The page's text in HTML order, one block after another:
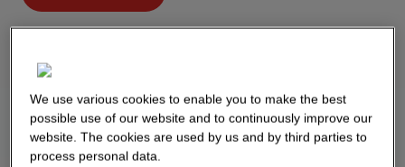
We use various cookies to enable you to make the best
possible use of our website and to continuously improve our
website. The cookies are used by us and by third parties to
process personal data.